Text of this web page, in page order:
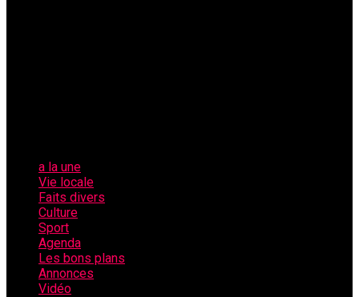
a la une
Vie locale
Faits divers
Culture
Sport
Agenda
Les bons plans
Annonces
Vidéo